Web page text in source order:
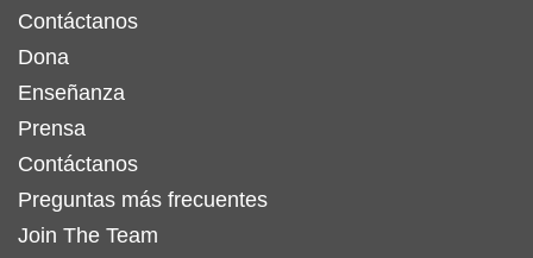
Contáctanos
Dona
Enseñanza
Prensa
Contáctanos
Preguntas más frecuentes
Join The Team